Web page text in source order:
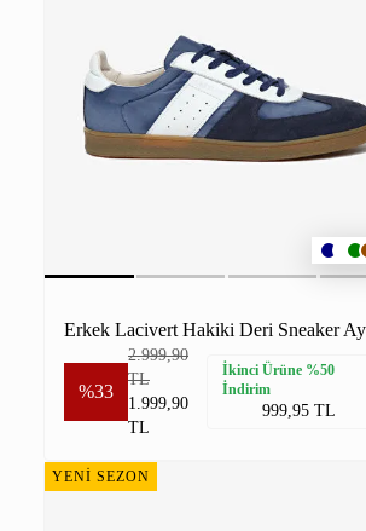
%33
2.999,90
TL
1.999,90
TL
İkinci Ürüne %50
İndirim
999,95 TL
YENİ SEZON